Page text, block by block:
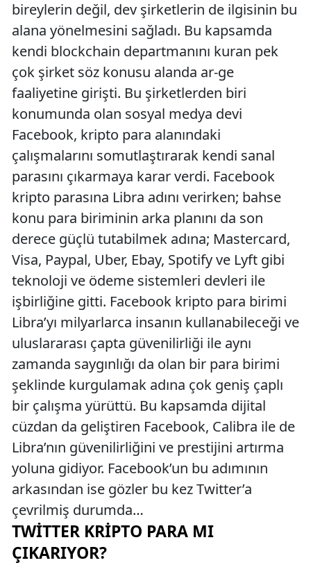
bireylerin değil, dev şirketlerin de ilgisinin bu
alana yönelmesini sağladı. Bu kapsamda
kendi blockchain departmanını kuran pek
çok şirket söz konusu alanda ar-ge
faaliyetine girişti. Bu şirketlerden biri
konumunda olan sosyal medya devi
Facebook, kripto para alanındaki
çalışmalarını somutlaştırarak kendi sanal
parasını çıkarmaya karar verdi. Facebook
kripto parasına Libra adını verirken; bahse
konu para biriminin arka planını da son
derece güçlü tutabilmek adına; Mastercard,
Visa, Paypal, Uber, Ebay, Spotify ve Lyft gibi
teknoloji ve ödeme sistemleri devleri ile
işbirliğine gitti. Facebook kripto para birimi
Libra’yı milyarlarca insanın kullanabileceği ve
uluslararası çapta güvenilirliği ile aynı
zamanda saygınlığı da olan bir para birimi
şeklinde kurgulamak adına çok geniş çaplı
bir çalışma yürüttü. Bu kapsamda dijital
cüzdan da geliştiren Facebook, Calibra ile de
Libra’nın güvenilirliğini ve prestijini artırma
yoluna gidiyor. Facebook’un bu adımının
arkasından ise gözler bu kez Twitter’a
çevrilmiş durumda…
TWITTER KRIPTO PARA MI
ÇIKARIYOR?